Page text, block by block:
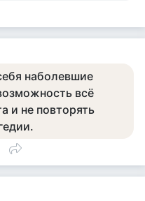
наболевшие
всё
и не повторять